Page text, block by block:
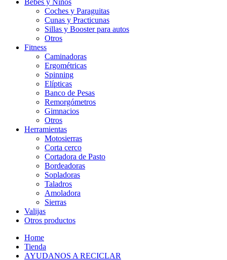
Bebes y Niños
Coches y Paraguitas
Cunas y Practicunas
Sillas y Booster para autos
Otros
Fitness
Caminadoras
Ergométricas
Spinning
Elípticas
Banco de Pesas
Remorgómetros
Gimnacios
Otros
Herramientas
Motosierras
Corta cerco
Cortadora de Pasto
Bordeadoras
Sopladoras
Taladros
Amoladora
Sierras
Valijas
Otros productos
Home
Tienda
AYUDANOS A RECICLAR